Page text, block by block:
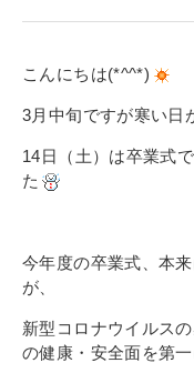
在校生の皆さまへ
新着情報
ブログ
コラム
お問い合わせ
こんにちは(*^^*)
3月中旬ですが寒い日
14日（土）は卒業式
た
今年度の卒業式、本
が、
新型コロナウイルス
の健康・安全面を第一